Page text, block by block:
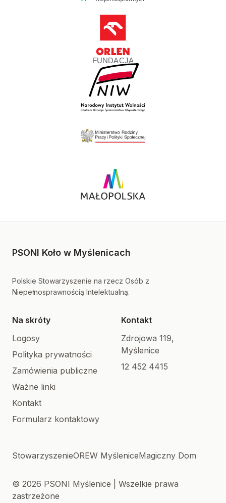
PSONI Koło w Myślenicach
Polskie Stowarzyszenie na rzecz Osób z
Niepełnosprawnością Intelektualną.
Na skróty
Logosy
Polityka prywatności
Zamówienia publiczne
Ważne linki
Kontakt
Formularz kontaktowy
Kontakt
Zdrojowa 119,
Myślenice
12 452 4415
StowarzyszenieOREW MyśleniceMagiczny Dom
© 2026 PSONI Myślenice | Wszelkie prawa
zastrzeżone